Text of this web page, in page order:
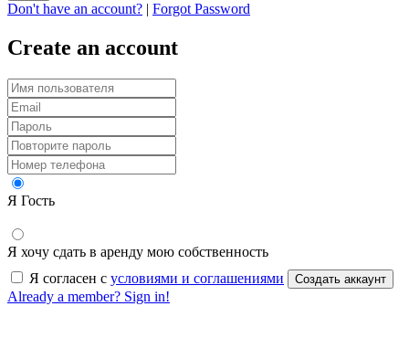
Don't have an account? | Forgot Password
Create an account
Я Гость
Я хочу сдать в аренду мою собственность
Я согласен с условиями и соглашениями Создать аккаунт
Already a member? Sign in!